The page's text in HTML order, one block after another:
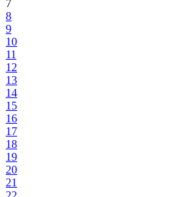
7
8
9
10
11
12
13
14
15
16
17
18
19
20
21